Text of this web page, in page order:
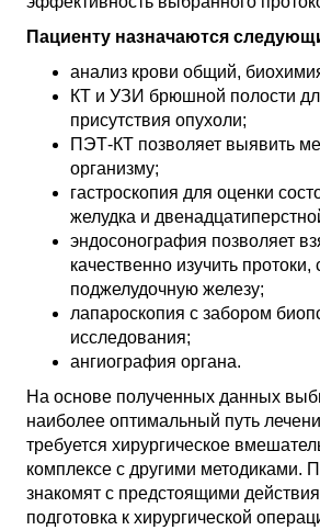
Пациенту назначаются
анализ крови общий,
КТ и УЗИ брюшной полости
присутствия опухоли;
ПЭТ-КТ позволяет выявить
организму;
гастроскопия для оценки
желудка и
эндосонография позволяет
качественно изучить протоки,
поджелудочную железу;
лапароскопия с забором
исследования;
ангиография органа.
На основе полученных данных
наиболее оптимальный путь
требуется хирургическое
комплексе с другими методиками.
знакомят с предстоящими
подготовка к хирургической